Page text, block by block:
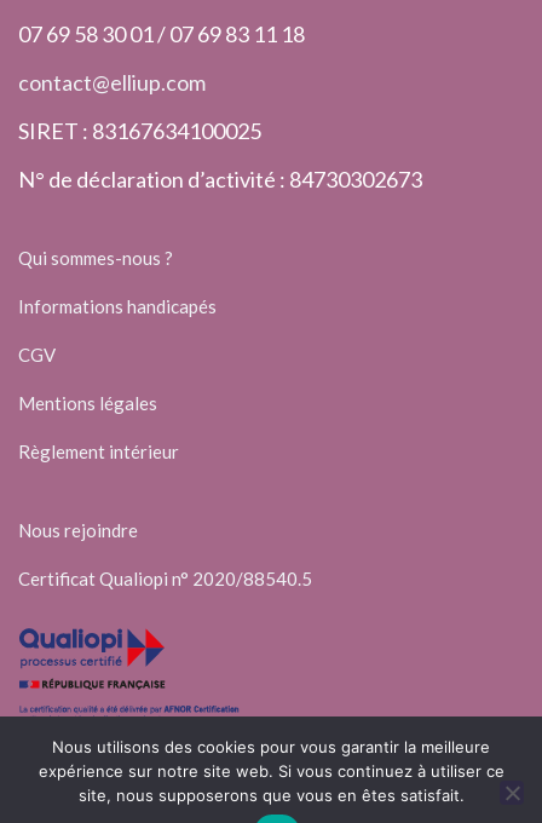
07 69 58 30 01 / 07 69 83 11 18
contact@elliup.com
SIRET : 83167634100025
N° de déclaration d’activité : 84730302673
Qui sommes-nous ?
Informations handicapés
CGV
Mentions légales
Règlement intérieur
Nous rejoindre
Certificat Qualiopi n° 2020/88540.5
Nous utilisons des cookies pour vous garantir la meilleure
expérience sur notre site web. Si vous continuez à utiliser ce
site, nous supposerons que vous en êtes satisfait.